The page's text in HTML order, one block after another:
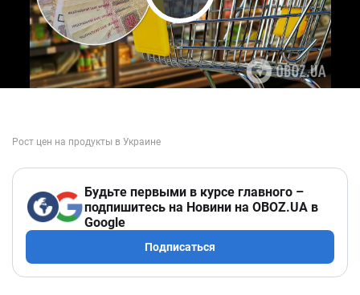
Play Video
Будьте первыми в курсе главного –
подпишитесь на Новини на OBOZ.UA в
Google
Подписаться